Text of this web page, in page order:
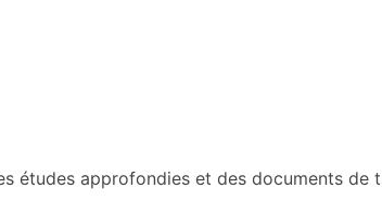
études approfondies et des documents de